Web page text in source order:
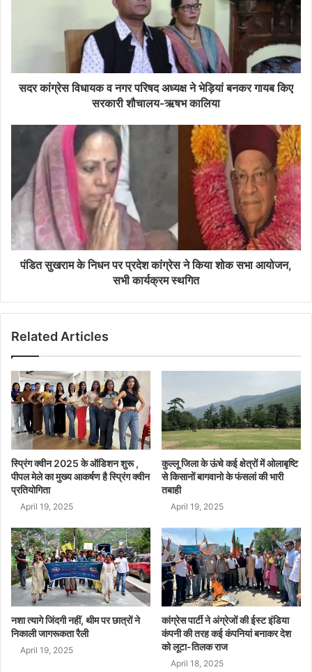
सदर कांग्रेस विधायक व नगर परिषद अध्यक्ष ने भेड़ियां बनकर गायब किए
सरकारी शौचालय-ऋषभ कालिया
पंडित सुखराम के निधन पर प्रदेश कांग्रेस ने किया शोक सभा आयोजन,
सभी कार्यक्रम स्थगित
Related Articles
स्प्रिंग क्वीन 2025 के ऑडिशन शुरू ,
पीपल मेले का मुख्य आकर्षण है स्प्रिंग क्वीन
प्रतियोगिता
April 19, 2025
कुल्लू जिला के ऊंचे कई क्षेत्रों में ओलाबृष्टि
से किसानों बागवानो के फंसलां की भारी
तबाही
April 19, 2025
नशा त्यागे जिंदगी नहीं, थीम पर छात्रों ने
निकाली जागरूकता रैली
April 19, 2025
कांग्रेस पार्टी ने अंग्रेजों की ईस्ट इंडिया
कंपनी की तरह कई कंपनियां बनाकर देश
को लूटा-तिलक राज
April 18, 2025